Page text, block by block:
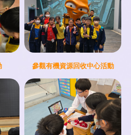
參觀有機資源回收中心活動